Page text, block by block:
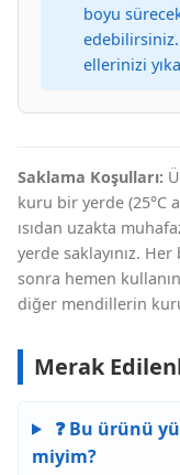
boyu
ellerinizi
Saklama Koşulları:
kuru bir yerde (25°C
ısıdan uzakta
yerde saklayınız.
sonra hemen
diğer mendillerin
Merak
❓ Bu ürünü
miyim?